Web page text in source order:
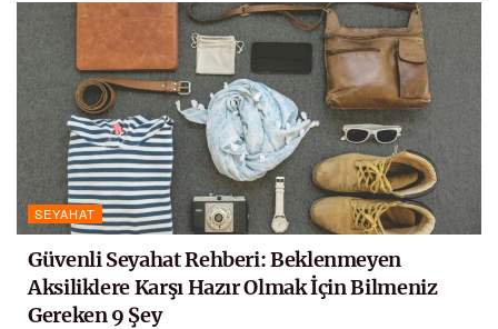
SEYAHAT
Güvenli Seyahat Rehberi: Beklenmeyen
Aksiliklere Karşı Hazır Olmak İçin Bilmeniz
Gereken 9 Şey